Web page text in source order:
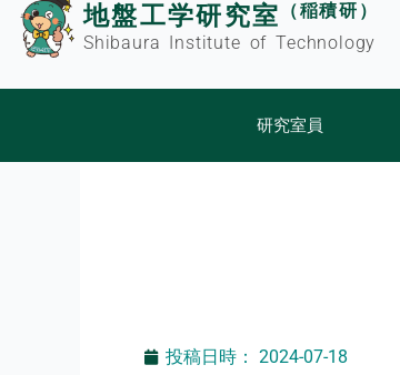
ッ
地盤工学研究室 （稲積研）
Shibaura Institute of Technology
研究室員
投稿日時： 2024-07-18